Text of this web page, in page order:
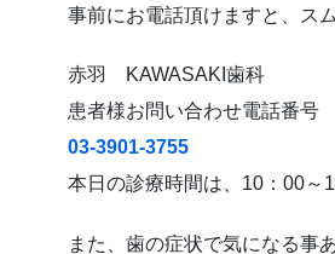
事前にお電話頂けますと、ス
赤羽 KAWASAKI歯科
患者様お問い合わせ電話番号
03-3901-3755
本日の診療時間は、10：00～
また、歯の症状で気になる事